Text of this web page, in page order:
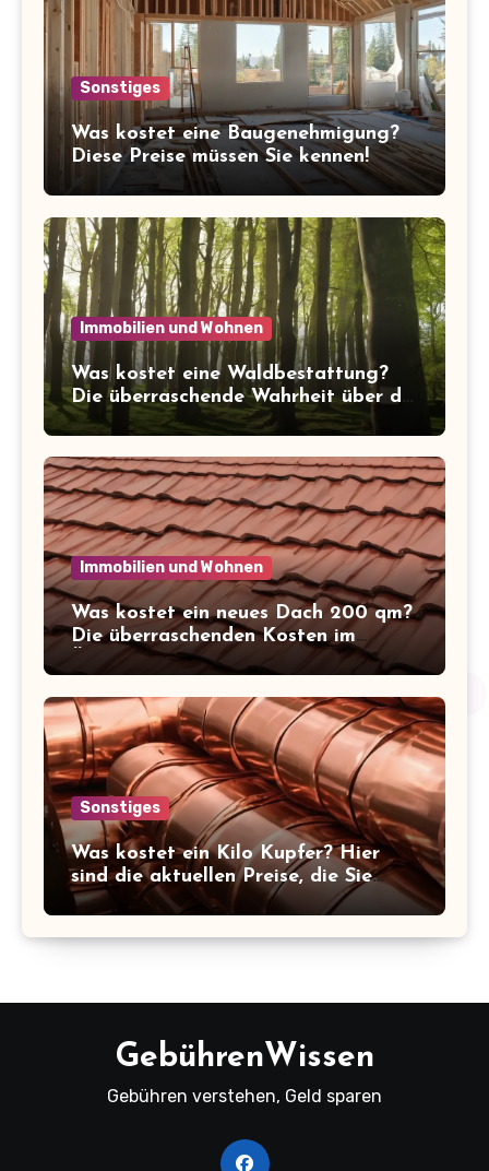
Sonstiges
Was kostet eine Baugenehmigung?
Diese Preise müssen Sie kennen!
Immobilien und Wohnen
Was kostet eine Waldbestattung?
Die überraschende Wahrheit über die
Kosten der letzten Ruhe
Immobilien und Wohnen
Was kostet ein neues Dach 200 qm?
Die überraschenden Kosten im
Überblick!
Sonstiges
Was kostet ein Kilo Kupfer? Hier
sind die aktuellen Preise, die Sie
kennen sollten!
GebührenWissen
Gebühren verstehen, Geld sparen